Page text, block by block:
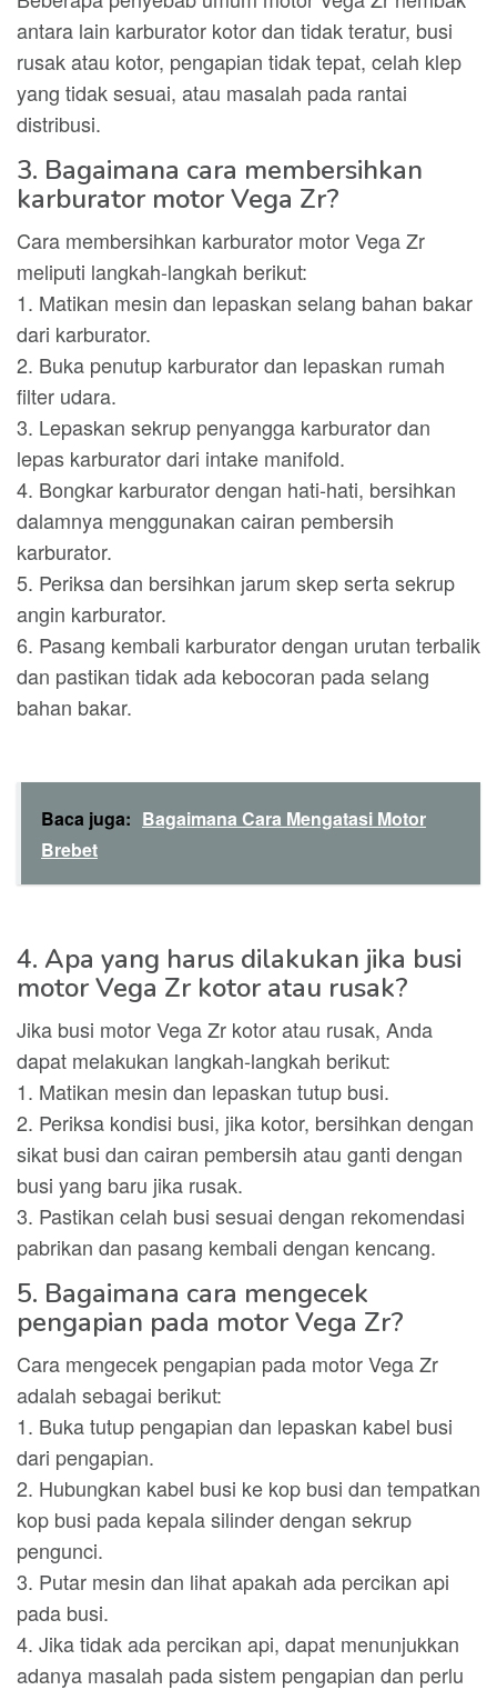
antara lain karburator kotor dan tidak teratur, busi
rusak atau kotor, pengapian tidak tepat, celah klep
yang tidak sesuai, atau masalah pada rantai
distribusi.
3. Bagaimana cara membersihkan
karburator motor Vega Zr?
Cara membersihkan karburator motor Vega Zr
meliputi langkah-langkah berikut:
1. Matikan mesin dan lepaskan selang bahan bakar
dari karburator.
2. Buka penutup karburator dan lepaskan rumah
filter udara.
3. Lepaskan sekrup penyangga karburator dan
lepas karburator dari intake manifold.
4. Bongkar karburator dengan hati-hati, bersihkan
dalamnya menggunakan cairan pembersih
karburator.
5. Periksa dan bersihkan jarum skep serta sekrup
angin karburator.
6. Pasang kembali karburator dengan urutan terbalik
dan pastikan tidak ada kebocoran pada selang
bahan bakar.
Baca juga: Bagaimana Cara Mengatasi Motor
Brebet
4. Apa yang harus dilakukan jika busi
motor Vega Zr kotor atau rusak?
Jika busi motor Vega Zr kotor atau rusak, Anda
dapat melakukan langkah-langkah berikut:
1. Matikan mesin dan lepaskan tutup busi.
2. Periksa kondisi busi, jika kotor, bersihkan dengan
sikat busi dan cairan pembersih atau ganti dengan
busi yang baru jika rusak.
3. Pastikan celah busi sesuai dengan rekomendasi
pabrikan dan pasang kembali dengan kencang.
5. Bagaimana cara mengecek
pengapian pada motor Vega Zr?
Cara mengecek pengapian pada motor Vega Zr
adalah sebagai berikut:
1. Buka tutup pengapian dan lepaskan kabel busi
dari pengapian.
2. Hubungkan kabel busi ke kop busi dan tempatkan
kop busi pada kepala silinder dengan sekrup
pengunci.
3. Putar mesin dan lihat apakah ada percikan api
pada busi.
4. Jika tidak ada percikan api, dapat menunjukkan
adanya masalah pada sistem pengapian dan perlu